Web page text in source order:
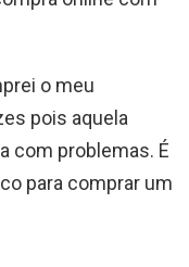
o meu
pois aquela
com problemas. É
para comprar um